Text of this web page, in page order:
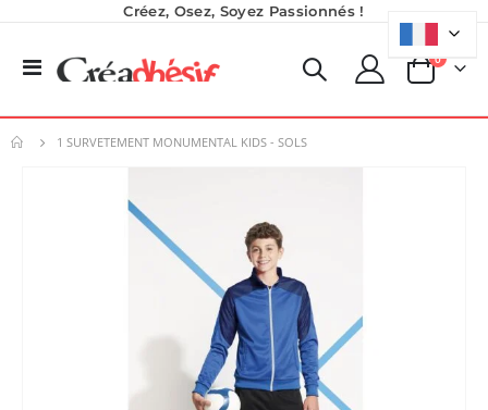
Créez, Osez, Soyez Passionnés !
Basculer
Panier
0produits
1 SURVETEMENT MONUMENTAL KIDS - SOLS